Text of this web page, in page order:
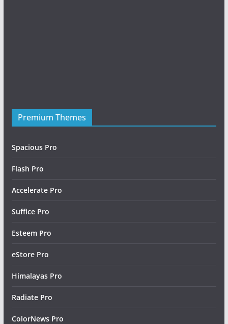
Premium Themes
Spacious Pro
Flash Pro
Accelerate Pro
Suffice Pro
Esteem Pro
eStore Pro
Himalayas Pro
Radiate Pro
ColorNews Pro